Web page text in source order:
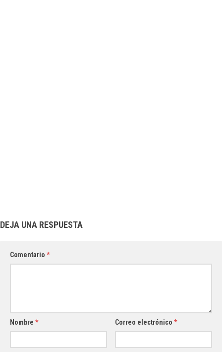
DEJA UNA RESPUESTA
Comentario *
Nombre * Correo electrónico*